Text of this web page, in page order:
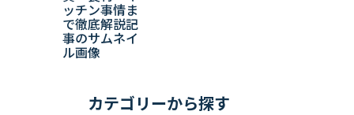
カテゴリーから探す